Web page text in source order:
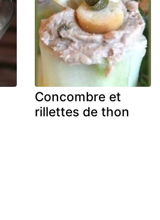
Concombre et
rillettes de thon